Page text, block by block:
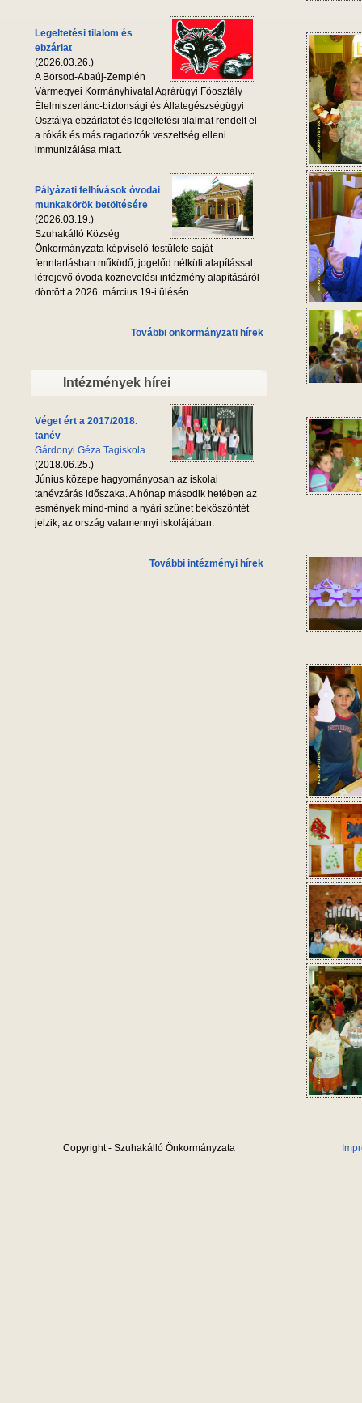
Legeltetési tilalom és
ebzárlat
(2026.03.26.)
A Borsod-Abaúj-Zemplén
Vármegyei Kormányhivatal Agrárügyi Főosztály
Élelmiszerlánc-biztonsági és Állategészségügyi
Osztálya ebzárlatot és legeltetési tilalmat rendelt el
a rókák és más ragadozók veszettség elleni
immunizálása miatt.
Pályázati felhívások óvodai
munkakörök betöltésére
(2026.03.19.)
Szuhakálló Község
Önkormányzata képviselő-testülete saját
fenntartásban működő, jogelőd nélküli alapítással
létrejövő óvoda köznevelési intézmény alapításáról
döntött a 2026. március 19-i ülésén.
További önkormányzati hírek
Intézmények hírei
Véget ért a 2017/2018.
tanév
Gárdonyi Géza Tagiskola
(2018.06.25.)
Június közepe hagyományosan az iskolai
tanévzárás időszaka. A hónap második hetében az
esmények mind-mind a nyári szünet beköszöntét
jelzik, az ország valamennyi iskolájában.
További intézményi hírek
Copyright - Szuhakálló Önkormányzata